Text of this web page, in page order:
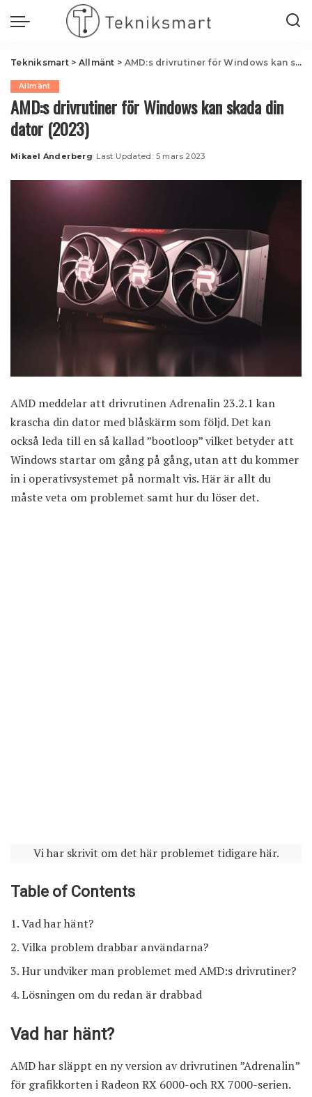
Tekniksmart> Allmänt > AMD:s drivrutiner för Windows kan skada din dator (2023)
Allmänt
AMD:s drivrutiner för Windows kan skada din
dator (2023)
Posted
Mikael Anderberg Last Updated: 5 mars 2023
AMD meddelar att drivrutinen Adrenalin 23.2.1 kan
krascha din dator med blåskärm som följd. Det kan
också leda till en så kallad ”bootloop” vilket betyder att
Windows startar om gång på gång, utan att du kommer
in i operativsystemet på normalt vis. Här är allt du
måste veta om problemet samt hur du löser det.
Vi har skrivit om det här problemet tidigare här.
Table of Contents
Vad har hänt?
Vilka problem drabbar användarna?
Hur undviker man problemet med AMD:s drivrutiner?
Lösningen om du redan är drabbad
Vad har hänt?
AMD har släppt en ny version av drivrutinen ”Adrenalin”
för grafikkorten i Radeon RX 6000-och RX 7000-serien.